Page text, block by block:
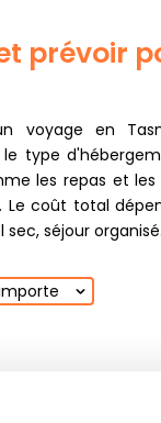
prévoir
voyage en
type
les repas et les
. Le coût total
séjour